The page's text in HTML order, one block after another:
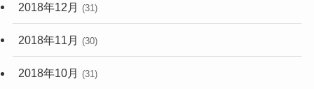
2018年12月 (31)
2018年11月 (30)
2018年10月 (31)